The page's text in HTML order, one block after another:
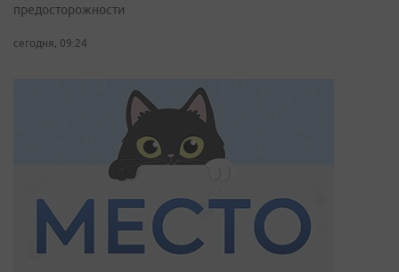
предосторожности
сегодня, 09:24